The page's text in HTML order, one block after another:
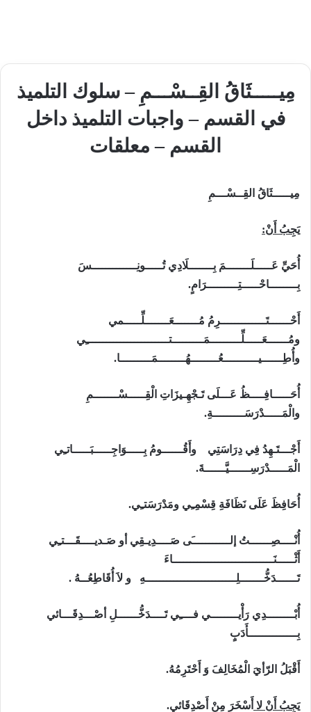
مِيـــــثَاقُ القِــسْـــمِ – سلوك التلميذ
في القسم – واجبات التلميذ داخل
القسم – معلقات
مِيـــــثَاقُ القِــسْـــمِ
يَجِبُ أَنْ:
أُحَيِّ عَـــــلَـــــــمَ بِـــــــلَادِي تُـــــونِـــــــــــــسَ
بِــــــــاحْـــــتِـــــــــرَامٍ.
أَحْــــــتَـــــــــــــرِمُ مُـــــــعَـــــــلِّـــــمي
ومُــــــعَـــــلِّـــــــــمَـــــــــتــــــــــــــــــــــــِي
وأُطِــــــيــــــــــعُــــــــهُــــــــمَـــــــــا.
أُحَـــــافِــــظُ عَـــلَى تَـجْهِـيزَاتِ الْقِـــــسْـــــــمِ
والْمَـــــدْرَسَـــــــــةِ.
أَجْـــتَـهِدُ فِي دِرَاسَتِي
وأَقُــــــومُ بِـــــوَاجِـــــبَـــــاتـِي
الْمَـــــدْرَسِــــــيَّــــــةَ.
أُحَافِظَ عَلَى نَظَافَةِ قِسْمِـِي ومَدْرَسَتـِي.
أُنْــــصِــــــتُ إلـــــــــــَى صَــــدِيـقِي أو صَـديــــقَـــتـِي
أَثْـــــنَـــــــــــــــــــــــــــــاءَ
تَــــــدَخُّـــــــلِــــــــــــــــــــــــــهِ و لاَ أُقَاطِعُــهُ .
أُبْــــــــدِي رَأْيــــــــي فــــِي تَــــدَخُّــــــلِ أصْـــدِقَـــائي
بِــــــــــــــأَدَبٍ
أَقْبَلُ الرّأيَ الْمُخَالِفَ وَ أَحْتَرِمُهُ.
يَجِبُ أَنْ لا أَسْخَرَ مِنْ أَصْدِقَائي.